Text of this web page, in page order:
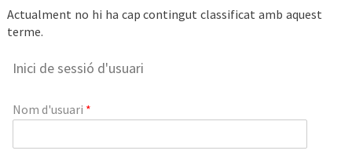
Actualment no hi ha cap contingut classificat amb aquest
terme.
Inici de sessió d'usuari
Nom d'usuari *